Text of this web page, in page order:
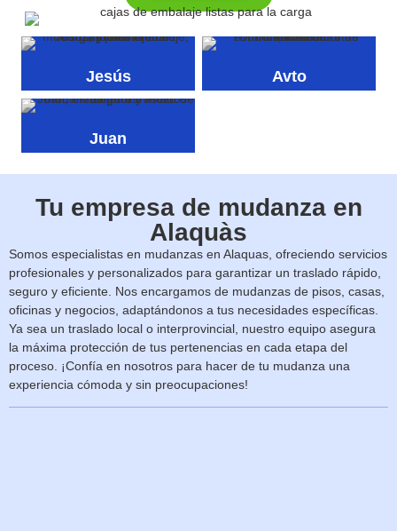
Jesús Avto
Juan
Tu empresa de mudanza en
Alaquàs
Somos especialistas en mudanzas en Alaquas, ofreciendo servicios
profesionales y personalizados para garantizar un traslado rápido,
seguro y eficiente. Nos encargamos de mudanzas de pisos, casas,
oficinas y negocios, adaptándonos a tus necesidades específicas.
Ya sea un traslado local o interprovincial, nuestro equipo asegura
la máxima protección de tus pertenencias en cada etapa del
proceso. ¡Confía en nosotros para hacer de tu mudanza una
experiencia cómoda y sin preocupaciones!